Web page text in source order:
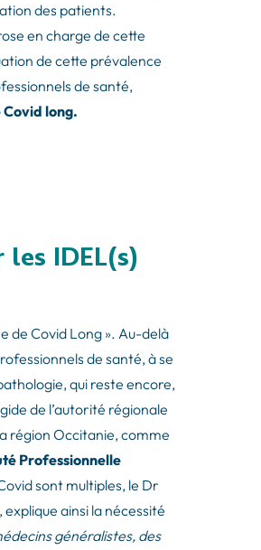
des patients.
en charge de cette
de cette prévalence
de santé,
long.
IDEL(s)
de Covid Long ». Au-delà
de santé, à se
qui reste encore,
de l’autorité régionale
région Occitanie, comme
Professionnelle
sont multiples, le Dr
ainsi la nécessité
généralistes, des